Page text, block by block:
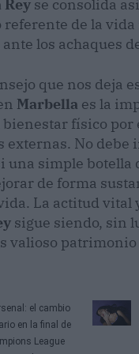
Rey se consolida
de la
los achaques
que nos deja
Marbella es la
físico por
externas. No debe
una simple botella
de forma
La actitud vital
sigue siendo, sin
valioso
el cambio
en la final de
League